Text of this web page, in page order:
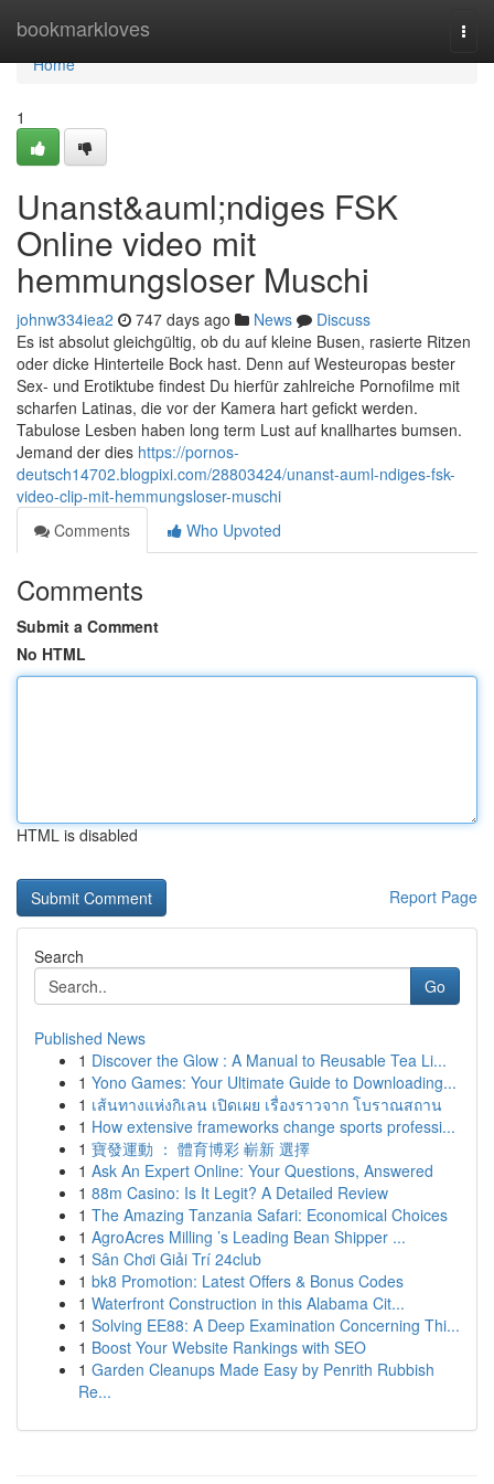
bookmarkloves
Home
Home
1
Unanst&auml;ndiges FSK
Online video mit
hemmungsloser Muschi
johnw334iea2 747 days ago News
Discuss
Es ist absolut gleichgültig, ob du auf kleine Busen, rasierte Ritzen
oder dicke Hinterteile Bock hast. Denn auf Westeuropas bester
Sex- und Erotiktube findest Du hierfür zahlreiche Pornofilme mit
scharfen Latinas, die vor der Kamera hart gefickt werden.
Tabulose Lesben haben long term Lust auf knallhartes bumsen.
Jemand der dies https://pornos-
deutsch14702.blogpixi.com/28803424/unanst-auml-ndiges-fsk-
video-clip-mit-hemmungsloser-muschi
Comments
Who Upvoted
Comments
Submit a Comment
No HTML
HTML is disabled
Report Page
Search
Go
Published News
1 Discover the Glow : A Manual to Reusable Tea Li...
1 Yono Games: Your Ultimate Guide to Downloading...
1 เส้นทางแห่งกิเลน เปิดเผย เรื่องราวจาก โบราณสถาน
1 How extensive frameworks change sports professi...
1 寶發運動 ： 體育博彩 嶄新 選擇
1 Ask An Expert Online: Your Questions, Answered
1 88m Casino: Is It Legit? A Detailed Review
1 The Amazing Tanzania Safari: Economical Choices
1 AgroAcres Milling ’s Leading Bean Shipper ...
1 Sân Chơi Giải Trí 24club
1 bk8 Promotion: Latest Offers & Bonus Codes
1 Waterfront Construction in this Alabama Cit...
1 Solving EE88: A Deep Examination Concerning Thi...
1 Boost Your Website Rankings with SEO
1 Garden Cleanups Made Easy by Penrith Rubbish
Re...